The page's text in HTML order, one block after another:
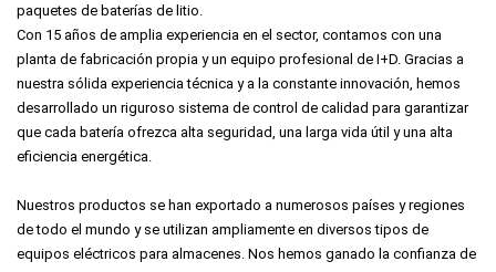
paquetes de baterías de litio.
Con 15 años de amplia experiencia en el sector, contamos con una
planta de fabricación propia y un equipo profesional de I+D. Gracias a
nuestra sólida experiencia técnica y a la constante innovación, hemos
desarrollado un riguroso sistema de control de calidad para garantizar
que cada batería ofrezca alta seguridad, una larga vida útil y una alta
eficiencia energética.
Nuestros productos se han exportado a numerosos países y regiones
de todo el mundo y se utilizan ampliamente en diversos tipos de
equipos eléctricos para almacenes. Nos hemos ganado la confianza de